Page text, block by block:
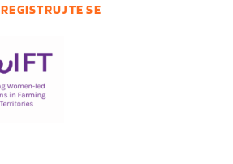
REGISTRUJTE SE